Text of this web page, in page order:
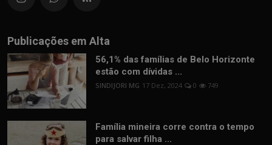
Publicações em Alta
56,1% das famílias de Belo Horizonte
estão com dívidas ...
SINDIJORI MG 17 Dez, 2024 0 749
Família mineira corre contra o tempo
para salvar filha ...